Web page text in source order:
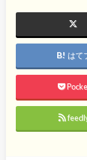
はて